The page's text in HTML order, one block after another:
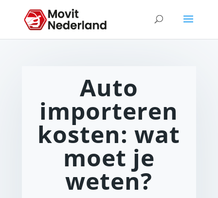
Auto
importeren
kosten: wat
moet je
weten?